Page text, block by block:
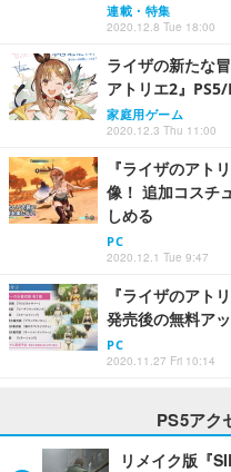
連載・特集
2020.12.8 Tue 18:00
ライザの新たな
アトリエ2』
家庭用ゲーム
2020.12.3 Thu 11:00
『ライザのアト
像！ 追加コスチ
しめる
PC
2020.12.1 Tue 9:47
『ライザのアト
発売後の無料ア
PC
2020.11.27 Fri 10:14
PS5アク
リメイク版『